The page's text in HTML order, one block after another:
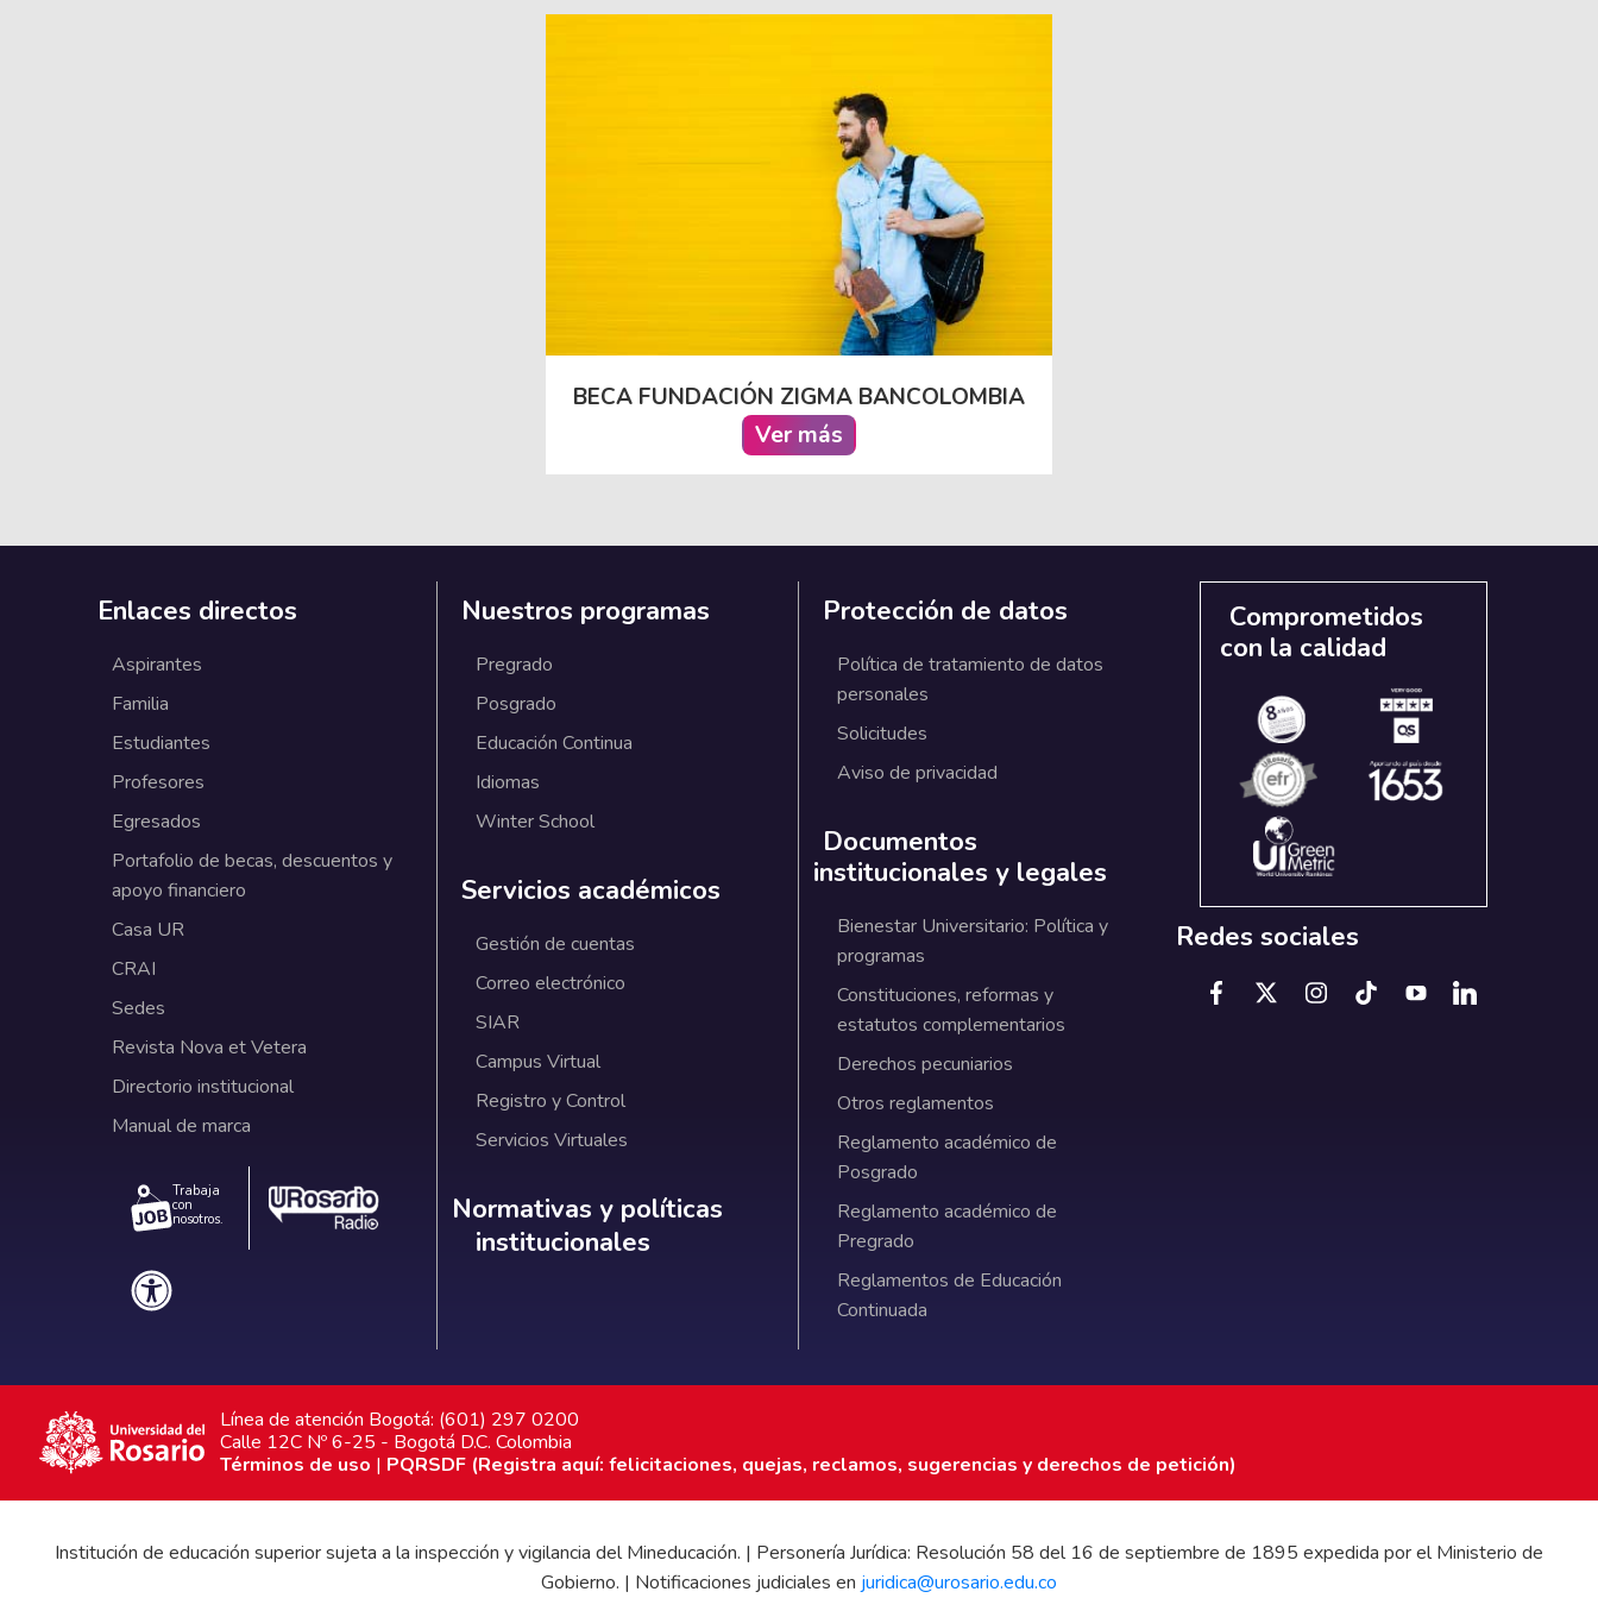
BECA FUNDACIÓN ZIGMA BANCOLOMBIA
Ver más
Enlaces directos
Aspirantes
Familia
Estudiantes
Profesores
Egresados
Portafolio de becas, descuentos y
apoyo financiero
Casa UR
CRAI
Sedes
Revista Nova et Vetera
Directorio institucional
Manual de marca
Trabaja
con
nosotros.
Nuestros programas
Pregrado
Posgrado
Educación Continua
Idiomas
Winter School
Servicios académicos
Gestión de cuentas
Correo electrónico
SIAR
Campus Virtual
Registro y Control
Servicios Virtuales
Normativas y políticas institucionales
Normativas y políticas
institucionales
Protección de datos
Política de tratamiento de datos
personales
Solicitudes
Aviso de privacidad
Documentos
institucionales y legales
Bienestar Universitario: Política y
programas
Constituciones, reformas y
estatutos complementarios
Derechos pecuniarios
Otros reglamentos
Reglamento académico de
Posgrado
Reglamento académico de
Pregrado
Reglamentos de Educación
Continuada
Comprometidos
con la calidad
Redes sociales
Línea de atención Bogotá: (601) 297 0200
Calle 12C Nº 6-25 - Bogotá D.C. Colombia
Términos de uso | PQRSDF (Registra aquí: felicitaciones, quejas, reclamos, sugerencias y derechos de petición)
Institución de educación superior sujeta a la inspección y vigilancia del Mineducación. | Personería Jurídica: Resolución 58 del 16 de septiembre de 1895 expedida por el Ministerio de
Gobierno. | Notificaciones judiciales en juridica@urosario.edu.co